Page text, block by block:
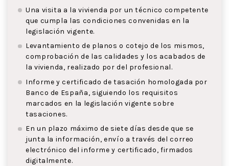
Una visita a la vivienda por un técnico competente
que cumpla las condiciones convenidas en la
legislación vigente.
Levantamiento de planos o cotejo de los mismos,
comprobación de las calidades y los acabados de
la vivienda, realizado por del profesional.
Informe y certificado de tasación homologada por
Banco de España, siguiendo los requisitos
marcados en la legislación vigente sobre
tasaciones.
En un plazo máximo de siete días desde que se
junta la información, envío a través del correo
electrónico del informe y certificado, firmados
digitalmente.